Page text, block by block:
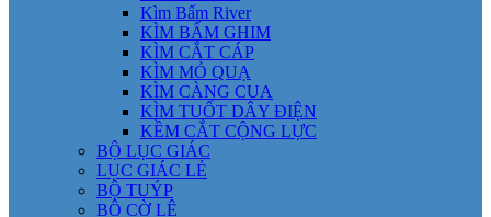
Kìm Bấm River
KÌM BẤM GHIM
KÌM CẮT CÁP
KÌM MỎ QUẠ
KÌM CÀNG CUA
KÌM TUỐT DÂY ĐIỆN
KỀM CẮT CỘNG LỰC
BỘ LỤC GIÁC
LỤC GIÁC LẺ
BỘ TUÝP
BỘ CỜ LÊ